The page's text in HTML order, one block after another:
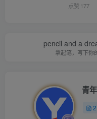
点赞 177
pencil and a
拿起笔，写下你
青